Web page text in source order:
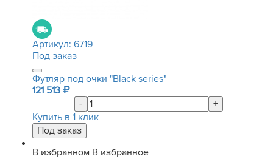
Артикул: 6719
Под заказ
Футляр под очки "Black series"
121 513
-
+
Купить в 1 клик
В избранном В избранное